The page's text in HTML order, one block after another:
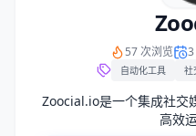
57 次浏览 3
自动化工具 社
Zoocial.io是一个集成社交
高效